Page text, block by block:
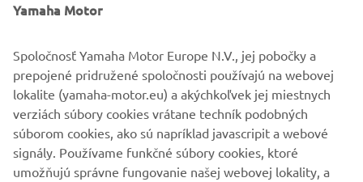
- testovacie jazdy od 9:00 do 17:00 nonstop v sobotu aj v
- 45 minútový okruh po krásnych cestách severného
Slovenska
REZERVÁCIE TU
Yamaha Motor
Spoločnosť Yamaha Motor Europe N.V., jej pobočky a
prepojené pridružené spoločnosti používajú na webovej
lokalite (yamaha-motor.eu) a akýchkoľvek jej miestnych
verziách súbory cookies vrátane techník podobných
súborom cookies, ako sú napríklad javascripit a webové
signály. Používame funkčné súbory cookies, ktoré
umožňujú správne fungovanie našej webovej lokality, a